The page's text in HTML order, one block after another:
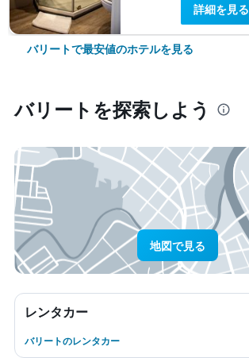
詳細を見る
バリートで最安値のホテルを見る
バリート​を探索しよう
地図で見る
レンタカー
バリートのレンタカー